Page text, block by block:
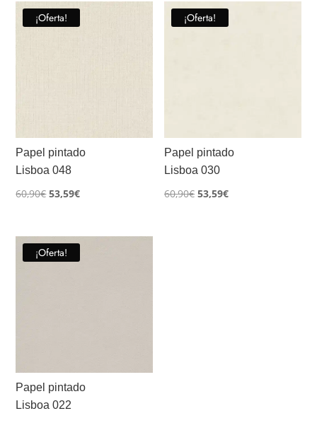
era:
es:
era:
es:
¡Oferta!
Papel pintado
Lisboa 048
60,90€El
era:
53,59€El
es:
¡Oferta!
Papel pintado
Lisboa 030
60,90€ El
53,59€El
¡Oferta!
Papel pintado
Lisboa 022